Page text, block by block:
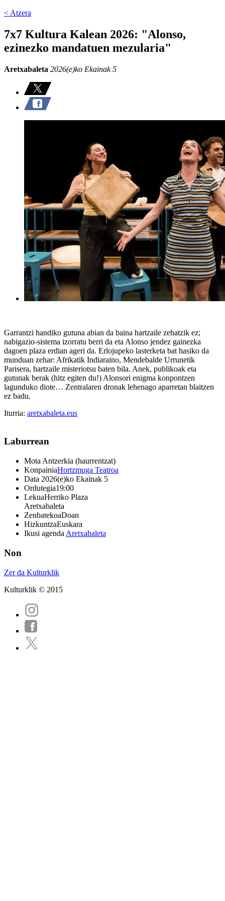
< Atzera
7x7 Kultura Kalean 2026: "Alonso,
ezinezko mandatuen mezularia"
Aretxabaleta 2026(e)ko Ekainak 5
Garrantzi handiko gutuna abian da baina hartzaile zehatzik ez;
nabigazio-sistema izorratu berri da eta Alonso jendez gainezka
dagoen plaza erdian ageri da. Erlojupeko lasterketa bat hasiko da
munduan zehar: Afrikatik Indiaraino, Mendebalde Urrunetik
Parisera, hartzaile misteriotsu baten bila. Anek, publikoak eta
gutunak berak (hitz egiten du!) Alonsori enigma konpontzen
lagunduko diote… Zentralaren dronak lehenago aparretan blaitzen
ez badu.
Iturria: aretxabaleta.eus
Laburrean
Mota Antzerkia (haurrentzat)
KonpainiaHortzmuga Teatroa
Data 2026(e)ko Ekainak 5
Ordutegia19:00
LekuaHerriko Plaza
Aretxabaleta
ZenbatekoaDoan
HizkuntzaEuskara
Ikusi agenda Aretxabaleta
Non
Zer da Kulturklik
Kulturklik © 2015